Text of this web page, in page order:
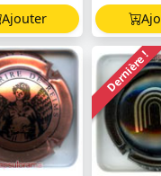
Ajouter
Dernière !